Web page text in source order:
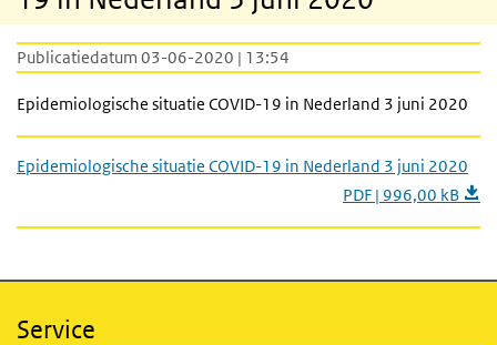
Publicatiedatum 03-06-2020 | 13:54
Epidemiologische situatie COVID-19 in Nederland 3 juni 2020
Epidemiologische situatie COVID-19 in Nederland 3 juni 2020
PDF | 996,00 kB
Service